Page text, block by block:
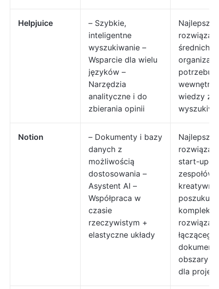
Helpjuice
– Szybkie,
inteligentne
wyszukiwanie –
Wsparcie dla wielu
języków –
Narzędzia
analityczne i do
zbierania opinii
Najlepsze
średnich i
potrzebują
wiedzy z
Notion
– Dokumenty i bazy
danych z
możliwością
dostosowania –
Asystent AI –
Współpraca w
czasie
rzeczywistym +
elastyczne układy
Najlepsze
start-
zespołów
łączącego
obszary
dla